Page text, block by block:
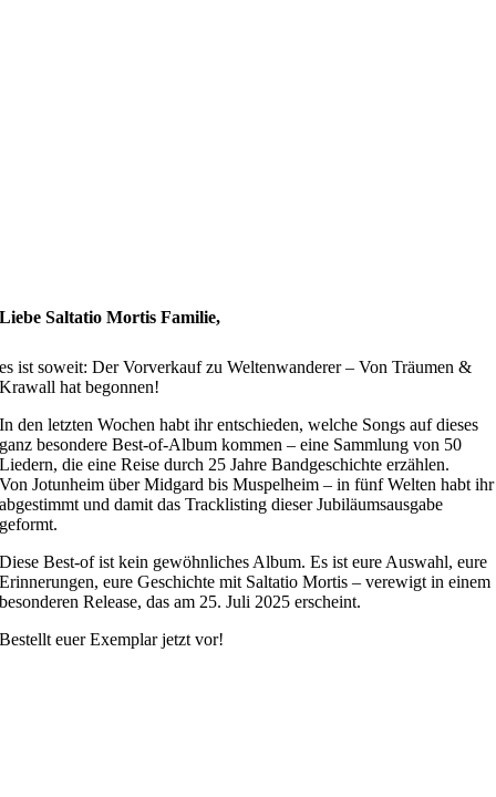
Liebe Saltatio Mortis Familie,
es ist soweit: Der Vorverkauf zu Weltenwanderer – Von Träumen &
Krawall hat begonnen!
In den letzten Wochen habt ihr entschieden, welche Songs auf dieses
ganz besondere Best-of-Album kommen – eine Sammlung von 50
Liedern, die eine Reise durch 25 Jahre Bandgeschichte erzählen.
Von Jotunheim über Midgard bis Muspelheim – in fünf Welten habt ihr
abgestimmt und damit das Tracklisting dieser Jubiläumsausgabe
geformt.
Diese Best-of ist kein gewöhnliches Album. Es ist eure Auswahl, eure
Erinnerungen, eure Geschichte mit Saltatio Mortis – verewigt in einem
besonderen Release, das am 25. Juli 2025 erscheint.
Bestellt euer Exemplar jetzt vor!